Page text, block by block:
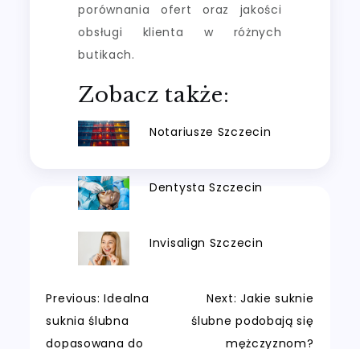
porównania ofert oraz jakości
obsługi klienta w różnych
butikach.
Zobacz także:
Notariusze Szczecin
Dentysta Szczecin
Invisalign Szczecin
Nawigacja
Previous: Idealna
suknia ślubna
dopasowana do
Next: Jakie suknie
ślubne podobają się
mężczyznom?